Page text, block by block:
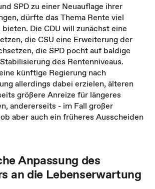
SPD zu einer Neuauflage ihrer
dürfte das Thema Rente viel
Die CDU will zunächst eine
die CSU eine Erweiterung der
die SPD pocht auf baldige
des Rentenniveaus.
künftige Regierung nach
allerdings dabei erzielen, älteren
größere Anreize für längeres
andererseits - im Fall großer
aber auch ein früheres Ausscheiden
Anpassung des
an die Lebenserwartung